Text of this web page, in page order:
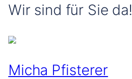
Wir sind für Sie da!
Micha Pfisterer